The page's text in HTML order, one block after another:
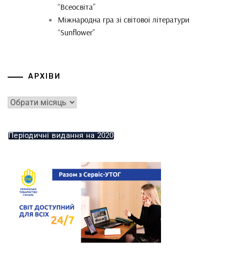
“Всеосвіта”
Міжнародна гра зі світової літератури
“Sunflower”
АРХІВИ
Періодичні видання на 2020